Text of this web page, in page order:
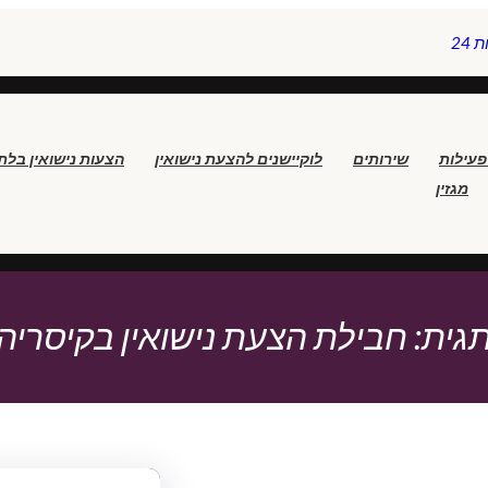
פעילות שירותים לוקיישנים להצעת נישואין
הצעות נישואין
מגזין
חבילת הצעת נישואין